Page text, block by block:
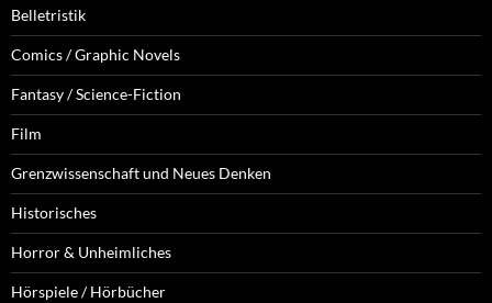
Belletristik
Comics / Graphic Novels
Fantasy / Science-Fiction
Film
Grenzwissenschaft und Neues Denken
Historisches
Horror & Unheimliches
Hörspiele / Hörbücher